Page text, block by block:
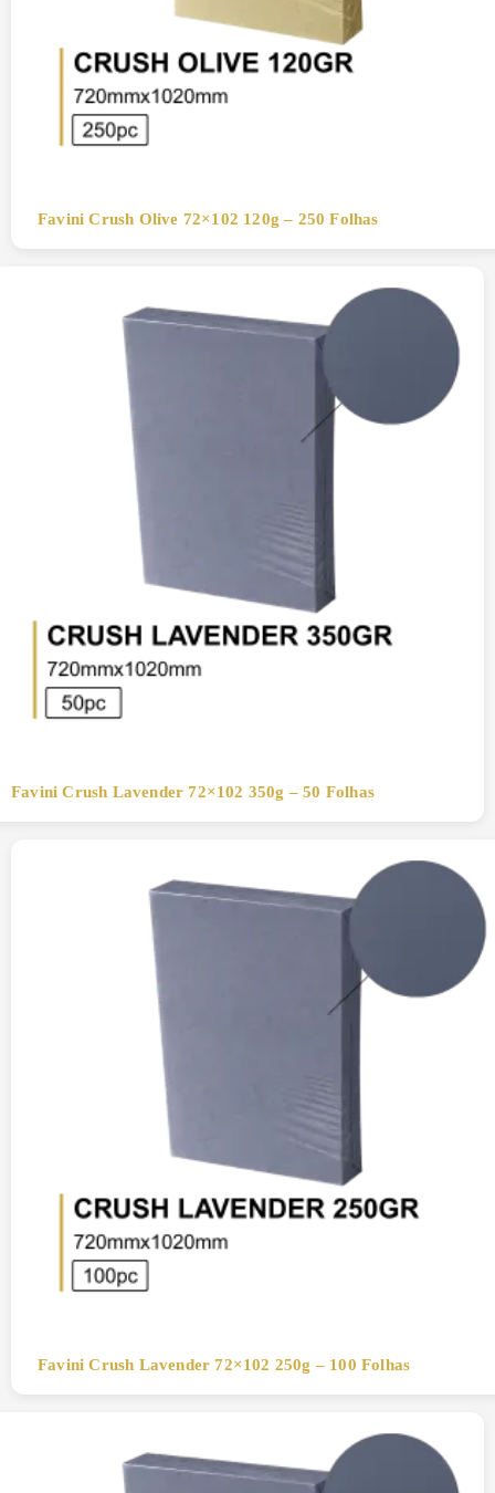
Favini Crush Olive 72×102 120g – 250 Folhas
Favini Crush Lavender 72×102 350g – 50 Folhas
Favini Crush Lavender 72×102 250g – 100 Folhas